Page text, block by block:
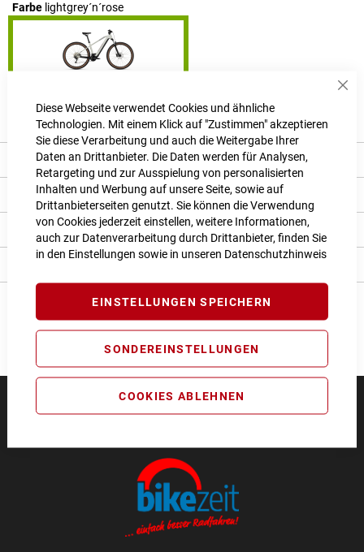
Diese Webseite verwendet Cookies und ähnliche
Technologien. Mit einem Klick auf "Zustimmen" akzeptieren
Sie diese Verarbeitung und auch die Weitergabe Ihrer
Daten an Drittanbieter. Die Daten werden für Analysen,
Retargeting und zur Ausspielung von personalisierten
Inhalten und Werbung auf unsere Seite, sowie auf
Drittanbieterseiten genutzt. Sie können die Verwendung
von Cookies jederzeit einstellen, weitere Informationen,
auch zur Datenverarbeitung durch Drittanbieter, finden Sie
in den Einstellungen sowie in unseren Datenschutzhinweis
EINSTELLUNGEN SPEICHERN
SONDEREINSTELLUNGEN
COOKIES ABLEHNEN
Farbe lightgrey´n´rose
Beschreibung
Produkt Details
Bewertungen
Angaben zur Produktsicherheit